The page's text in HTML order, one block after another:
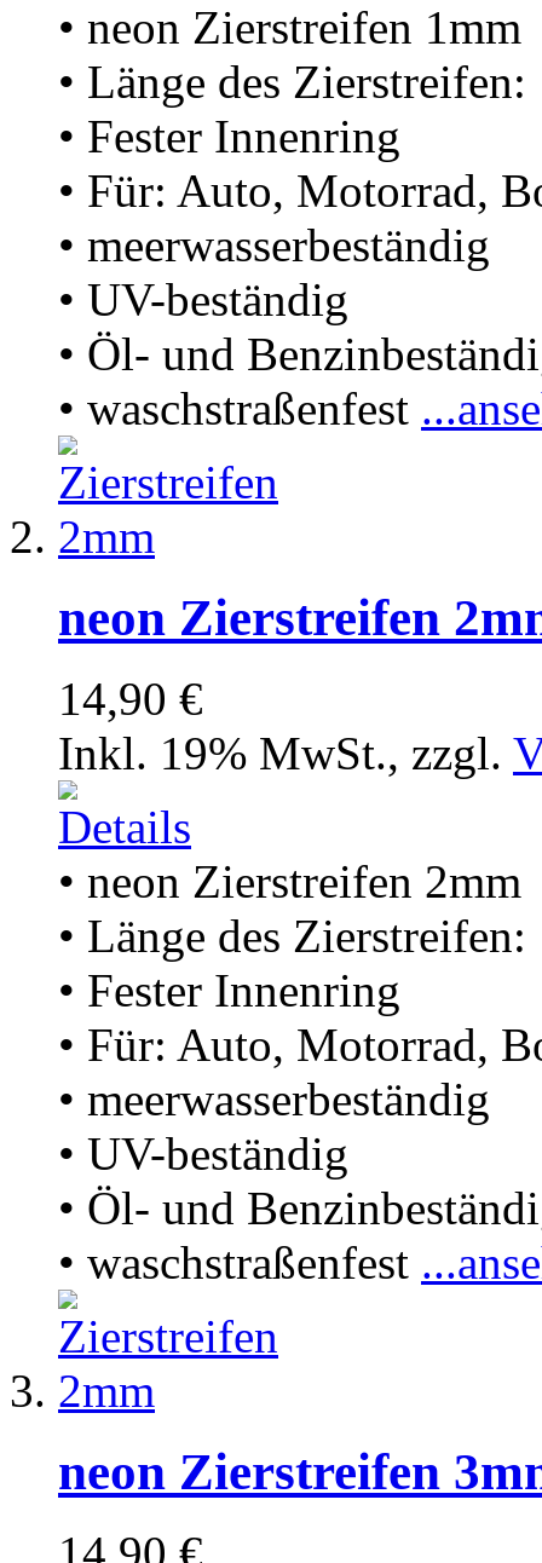
• neon Zierstreifen 1mm
• Länge des Zierstreifen:
• Fester Innenring
• Für: Auto, Motorrad,
• meerwasserbeständig
• UV-beständig
• Öl- und
• waschstraßenfest
neon Zierstreifen
14,90 €
Inkl. 19% MwSt., zzgl.
• neon Zierstreifen 2mm
• Länge des Zierstreifen:
• Fester Innenring
• Für: Auto, Motorrad,
• meerwasserbeständig
• UV-beständig
• Öl- und
• waschstraßenfest
neon Zierstreifen
14,90 €